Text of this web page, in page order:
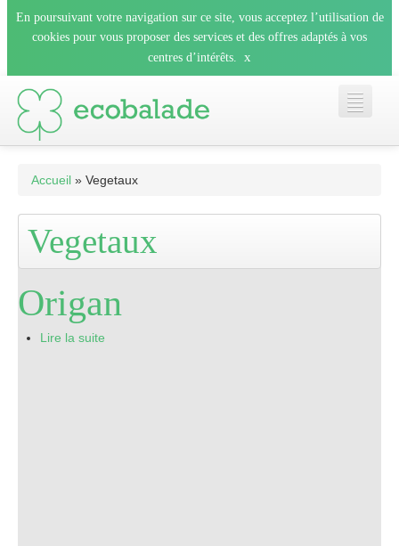
En poursuivant votre navigation sur ce site, vous acceptez l’utilisation de
cookies pour vous proposer des services et des offres adaptés à vos
centres d’intérêts.
x
Les balades
Les espèces
Accueil » Vegetaux
Vegetaux
Origan
Lire la suite